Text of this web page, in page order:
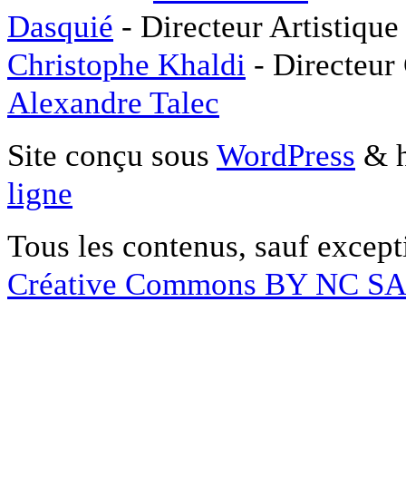
Dasquié - Directeur
Christophe Khaldi -
Alexandre Talec
Site conçu sous WordPress &
ligne
Tous les contenus, sauf
Créative Commons BY NC SA